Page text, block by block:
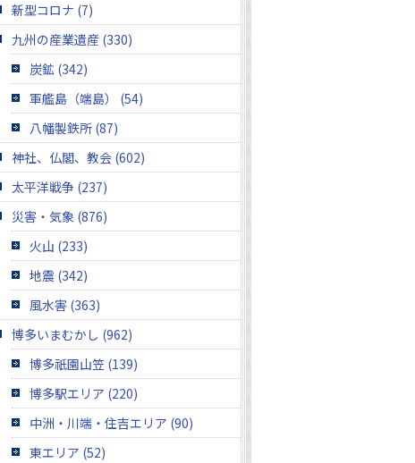
新型コロナ (7)
九州の産業遺産 (330)
炭鉱 (342)
軍艦島（端島） (54)
八幡製鉄所 (87)
神社、仏閣、教会 (602)
太平洋戦争 (237)
災害・気象 (876)
火山 (233)
地震 (342)
風水害 (363)
博多いまむかし (962)
博多祇園山笠 (139)
博多駅エリア (220)
中洲・川端・住吉エリア (90)
東エリア (52)